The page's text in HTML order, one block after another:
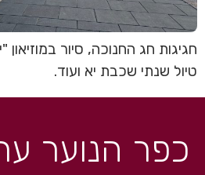
חגיגות חג החנוכה, סיור
טיול שנתי שכבת יא ועוד.
כפר הנוער